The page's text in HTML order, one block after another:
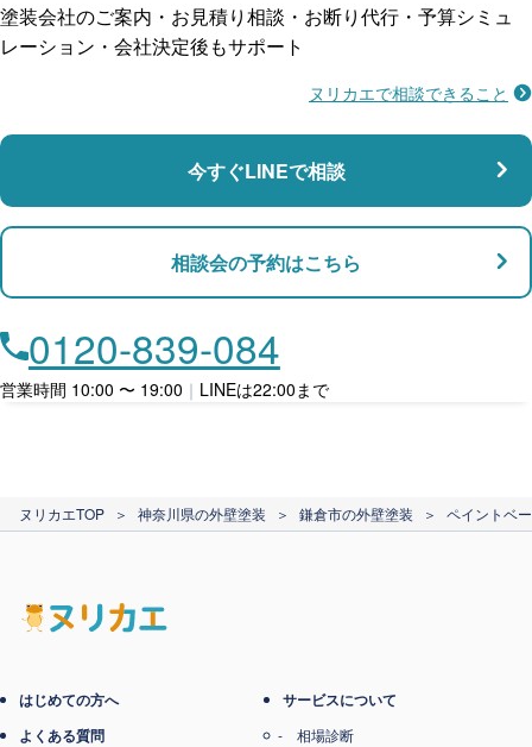
支払い対応
ローン利用
カード支払い
マンション・アパート対応
店舗・事務所対応
塗装会社のご案内・お見積り相談・お断り代行・予算シミュ
レーション・会社決定後もサポート
ヌリカエで相談できること
今すぐLINEで相談
相談会の予約はこちら
0120-839-084
営業時間 10:00 〜 19:00 ｜ LINEは22:00まで
ヌリカエTOP ＞ 神奈川県の外壁塗装 ＞ 鎌倉市の外壁塗装 ＞ ペイントベ
はじめての方へ
よくある質問
サービスについて
相場診断